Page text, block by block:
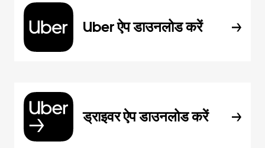
Uber ऐप डाउनलोड करें
ड्राइवर ऐप डाउनलोड करें